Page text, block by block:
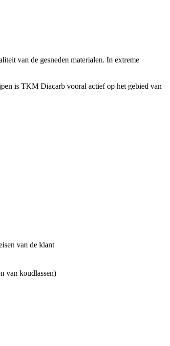
van de gesneden materialen. In extreme
is TKM Diacarb vooral actief op het gebied van
van de klant
van koudlassen)